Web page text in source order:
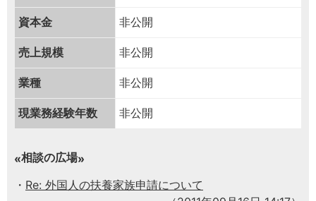
資本金 非公開
売上規模 非公開
業種 非公開
現業務経験年数 非公開
相談の広場
Re: 外国人の扶養家族申請について